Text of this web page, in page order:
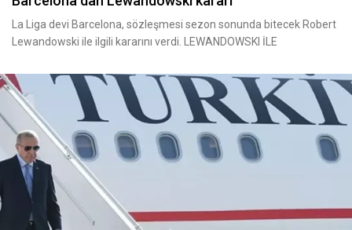
La Liga devi Barcelona, sözleşmesi sezon sonunda bitecek Robert
Lewandowski ile ilgili kararını verdi. LEWANDOWSKI İLE